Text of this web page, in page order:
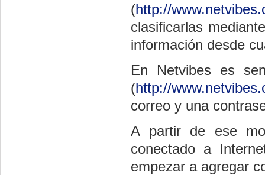
(http://
clasificarlas
información desde
En Netvibes es
(http://
correo y una
A partir de ese
conectado a
empezar a agregar